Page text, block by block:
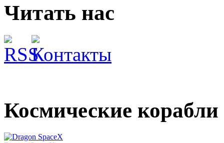
Читать нас
Космические корабли